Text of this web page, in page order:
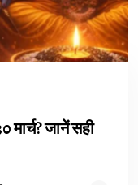
जानें सही